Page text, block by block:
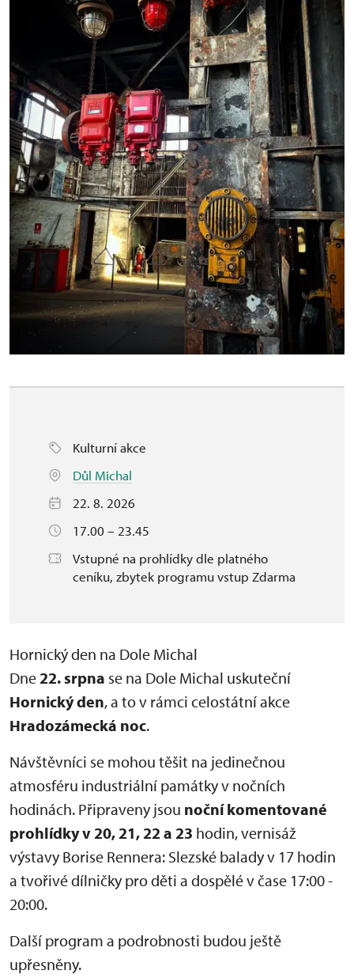
Kulturní akce
Důl Michal
22. 8. 2026
17.00 – 23.45
Vstupné na prohlídky dle platného
ceníku, zbytek programu vstup Zdarma
Hornický den na Dole Michal
Dne22. srpna se na Dole Michal uskuteční
Hornický den, a to v rámci celostátní akce
Hradozámecká noc.
Návštěvníci se mohou těšit na jedinečnou
atmosféru industriální památky v nočních
hodinách. Připraveny jsou noční komentované
prohlídky v 20, 21, 22 a 23 hodin, vernisáž
výstavy Borise Rennera: Slezské balady v 17 hodin
a tvořivé dílničky pro děti a dospělé v čase 17:00 -
20:00.
Další program a podrobnosti budou ještě
upřesněny.